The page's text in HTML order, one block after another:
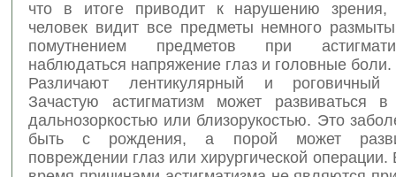
что в итоге приводит к нарушению зрения,
человек видит все предметы немного
помутнением предметов при
наблюдаться напряжение глаз и головные боли.
Различают лентикулярный и роговичный
Зачастую астигматизм может развиваться
дальнозоркостью или близорукостью. Это
быть с рождения, а порой может
повреждении глаз или хирургической